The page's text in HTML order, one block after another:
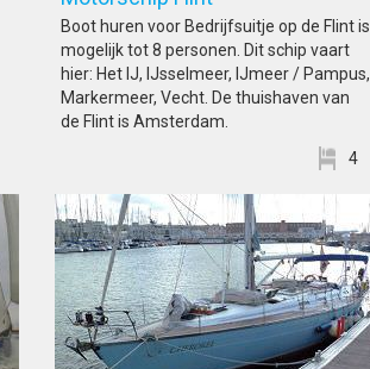
Boot huren voor Bedrijfsuitje op de Flint is
mogelijk tot 8 personen. Dit schip vaart
hier: Het IJ, IJsselmeer, IJmeer / Pampus,
Markermeer, Vecht. De thuishaven van
de Flint is Amsterdam.
4